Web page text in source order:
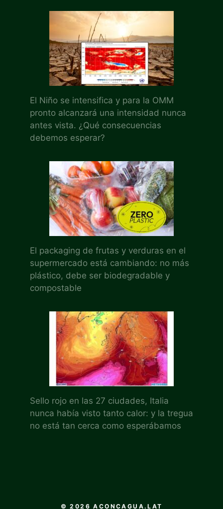
El Niño se intensifica y para la OMM
pronto alcanzará una intensidad nunca
antes vista. ¿Qué consecuencias
debemos esperar?
El packaging de frutas y verduras en el
supermercado está cambiando: no más
plástico, debe ser biodegradable y
compostable
Sello rojo en las 27 ciudades, Italia
nunca había visto tanto calor: y la tregua
no está tan cerca como esperábamos
© 2026 ACONCAGUA.LAT